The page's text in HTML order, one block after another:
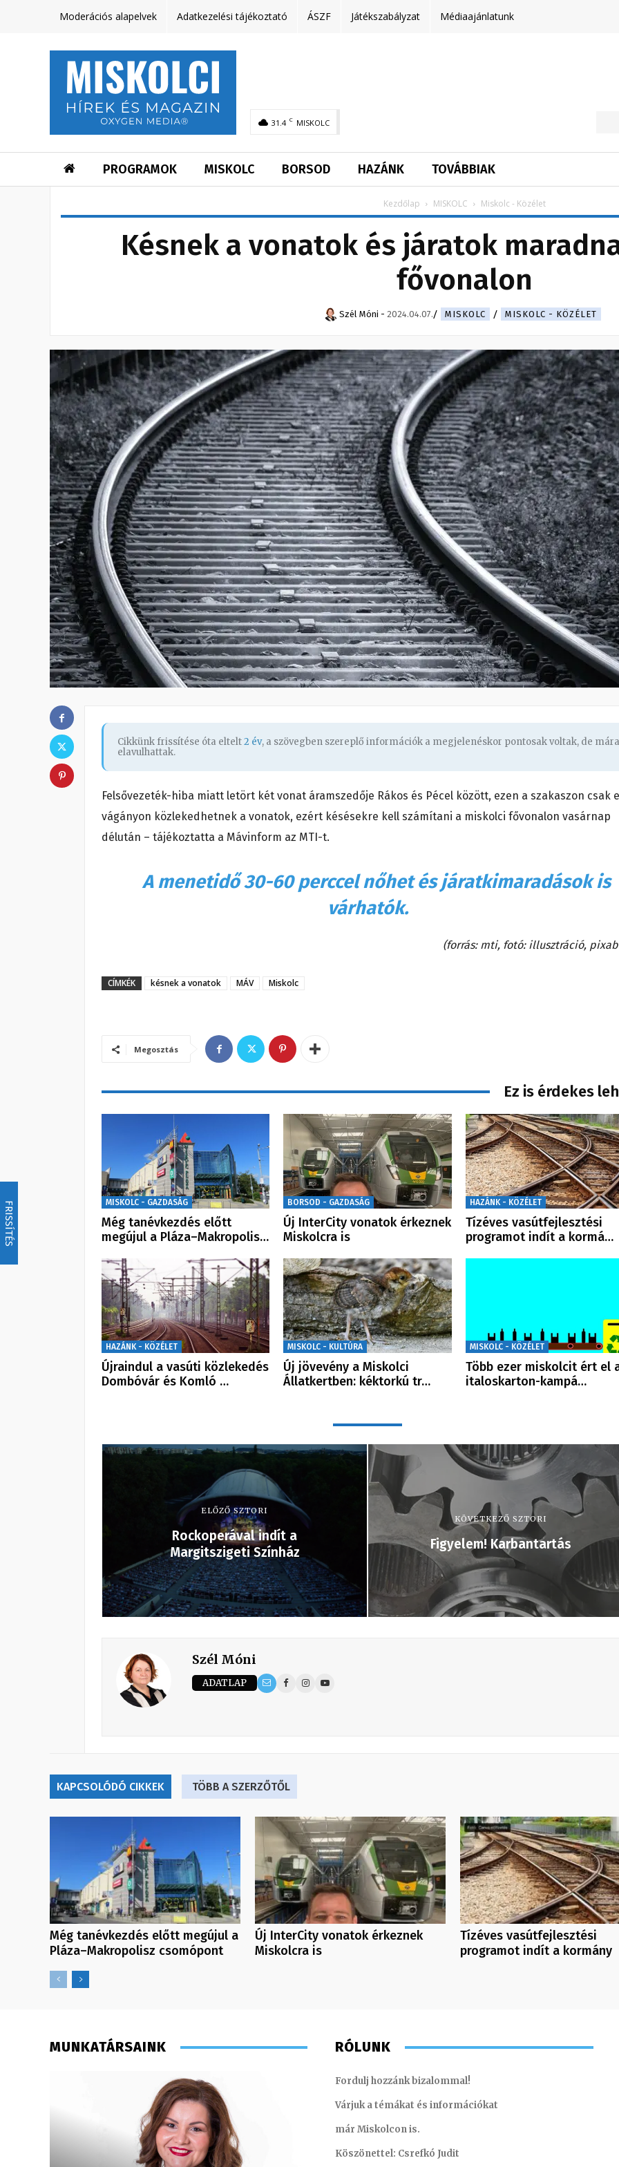
FRISSÍTÉS
Moderációs alapelvek Adatkezelési tájékoztató ÁSZF Játékszabályzat Médiaajánlatunk
31.4 C MISKOLC
PROGRAMOK MISKOLC BORSOD HAZÁNK TOVÁBBIAK
Kezdőlap MISKOLC Miskolc - Közélet
Késnek a vonatok és járatok
fővonalon
Szél Móni - 2024.04.07. MISKOLC MISKOLC - KÖZÉLET
Cikkünk frissítése óta eltelt2 év, a szövegben szereplő információk a megjelenéskor pontosak voltak, de mára
elavulhattak.
Felsővezeték-hiba miatt letört két vonat áramszedője Rákos és Pécel között, ezen a szakaszon csak
vágányon közlekedhetnek a vonatok, ezért késésekre kell számítani a miskolci fővonalon vasárnap
délután – tájékoztatta a Mávinform az MTI-t.
A menetidő 30-60 perccel nőhet és járatkimaradások is
várhatók.
(forrás: mti, fotó: illusztráció,
CÍMKÉK késnek a vonatok MÁV Miskolc
Megosztás
Ez is érdekes
MISKOLC - GAZDASÁG
Még tanévkezdés előtt
megújul a Pláza–Makropolis…
BORSOD - GAZDASÁG
Új InterCity vonatok érkeznek
Miskolcra is
HAZÁNK - KÖZÉLET
Tízéves vasútfejlesztési
programot indít a kormá…
HAZÁNK - KÖZÉLET
Újraindul a vasúti közlekedés
Dombóvár és Komló …
MISKOLC - KULTÚRA
Új jövevény a Miskolci
Állatkertben: kéktorkú tr…
MISKOLC - KÖZÉLET
Több ezer miskolcit ért el
italoskarton-kampá…
ELŐZŐ SZTORI
Rockoperával indít a
Margitszigeti Színház
KÖVETKEZŐ SZTORI
Figyelem! Karbantartás
Szél Móni
ADATLAP
KAPCSOLÓDÓ CIKKEK TÖBB A SZERZŐTŐL
Még tanévkezdés előtt megújul a
Pláza–Makropolisz csomópont
Új InterCity vonatok érkeznek
Miskolcra is
Tízéves vasútfejlesztési
programot indít a kormány
MUNKATÁRSAINK RÓLUNK
Fordulj hozzánk bizalommal!
Várjuk a témákat és információkat
már Miskolcon is.
Köszönettel: Csrefkó Judit